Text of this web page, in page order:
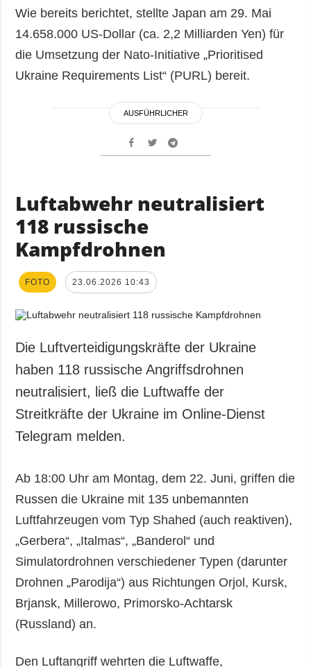
Wie bereits berichtet, stellte Japan am 29. Mai
14.658.000 US-Dollar (ca. 2,2 Milliarden Yen) für
die Umsetzung der Nato-Initiative „Prioritised
Ukraine Requirements List“ (PURL) bereit.
AUSFÜHRLICHER
Luftabwehr neutralisiert
118 russische
Kampfdrohnen
FOTO 23.06.2026 10:43
Die Luftverteidigungskräfte der Ukraine
haben 118 russische Angriffsdrohnen
neutralisiert, ließ die Luftwaffe der
Streitkräfte der Ukraine im Online-Dienst
Telegram melden.
Ab 18:00 Uhr am Montag, dem 22. Juni, griffen die
Russen die Ukraine mit 135 unbemannten
Luftfahrzeugen vom Typ Shahed (auch reaktiven),
„Gerbera“, „Italmas“, „Banderol“ und
Simulatordrohnen verschiedener Typen (darunter
Drohnen „Parodija“) aus Richtungen Orjol, Kursk,
Brjansk, Millerowo, Primorsko-Achtarsk
(Russland) an.
Den Luftangriff wehrten die Luftwaffe,